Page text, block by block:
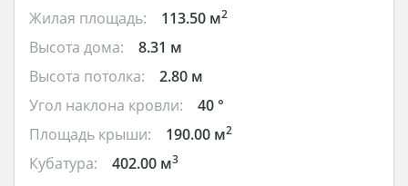
Жилая площадь: 113.50 м2
Высота дома:
8.31 м
Высота потолка:
2.80 м
Угол наклона кровли:
40 °
Площадь крыши:
190.00 м2
Кубатура: 402.00 м3